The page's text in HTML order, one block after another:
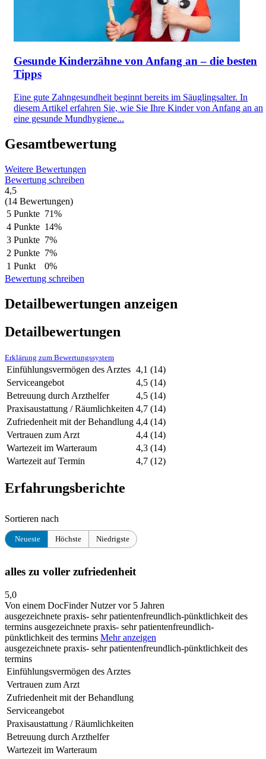
Gesunde Kinderzähne von Anfang an – die besten
Tipps
Eine gute Zahngesundheit beginnt bereits im Säuglingsalter. In
diesem Artikel erfahren Sie, wie Sie Ihre Kinder von Anfang an an
eine gesunde Mundhygiene...
Gesamtbewertung
Weitere Bewertungen
Bewertung schreiben
4,5
(14 Bewertungen)
5 Punkte 71%
4 Punkte 14%
3 Punkte 7%
2 Punkte 7%
1 Punkt
0%
Bewertung schreiben
Detailbewertungen anzeigen
Detailbewertungen
Erklärung zum Bewertungssystem
Einfühlungsvermögen des Arztes 4,1 (14)
Serviceangebot
4,5 (14)
Betreuung durch Arzthelfer
4,5 (14)
Praxisaustattung / Räumlichkeiten 4,7 (14)
Zufriedenheit mit der Behandlung 4,4 (14)
Vertrauen zum Arzt
4,4 (14)
Wartezeit im Warteraum
4,3 (14)
Wartezeit auf Termin
4,7 (12)
Erfahrungsberichte
Sortieren nach
Neueste Höchste Niedrigste
alles zu voller zufriedenheit
5,0
Von einem DocFinder Nutzervor 5 Jahren
ausgezeichnete praxis- sehr patientenfreundlich-pünktlichkeit des
termins ausgezeichnete praxis- sehr patientenfreundlich-
pünktlichkeit des termins Mehr anzeigen
ausgezeichnete praxis- sehr patientenfreundlich-pünktlichkeit des
termins
Einfühlungsvermögen des Arztes
Vertrauen zum Arzt
Zufriedenheit mit der Behandlung
Serviceangebot
Praxisaustattung / Räumlichkeiten
Betreuung durch Arzthelfer
Wartezeit im Warteraum